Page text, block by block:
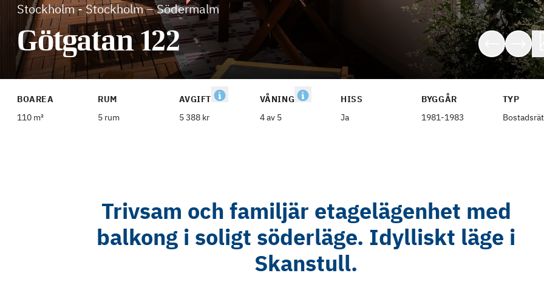
Stockholm-Stockholm – Södermalm
Götgatan 122
BOAREA
110 m²
RUM
5 rum
AVGIFT
5 388 kr
VÅNING
4 av 5
HISS
Ja
BYGGÅR
1981-1983
TYP
Trivsam och familjär etagelägenhet med
balkong i soligt söderläge. Idylliskt läge i
Skanstull.